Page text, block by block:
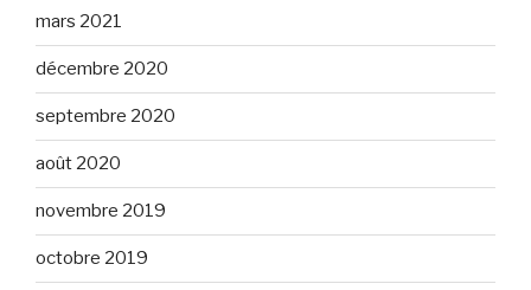
mars 2021
décembre 2020
septembre 2020
août 2020
novembre 2019
octobre 2019